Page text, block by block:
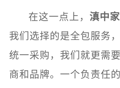
在这一点上，滇中
我们选择的是全包服务
统一采购，我们就更需
商和品牌。一个负责任